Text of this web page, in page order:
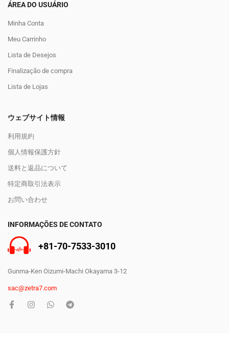
ÁREA DO USUÁRIO
Minha Conta
Meu Carrinho
Lista de Desejos
Finalização de compra
Lista de Lojas
ウェブサイト情報
利用規約
個人情報保護方針
送料と返品について
特定商取引法表示
お問い合わせ
INFORMAÇÕES DE CONTATO
+81-70-7533-3010
Gunma-Ken Oizumi-Machi Okayama 3-12
sac@zetra7.com